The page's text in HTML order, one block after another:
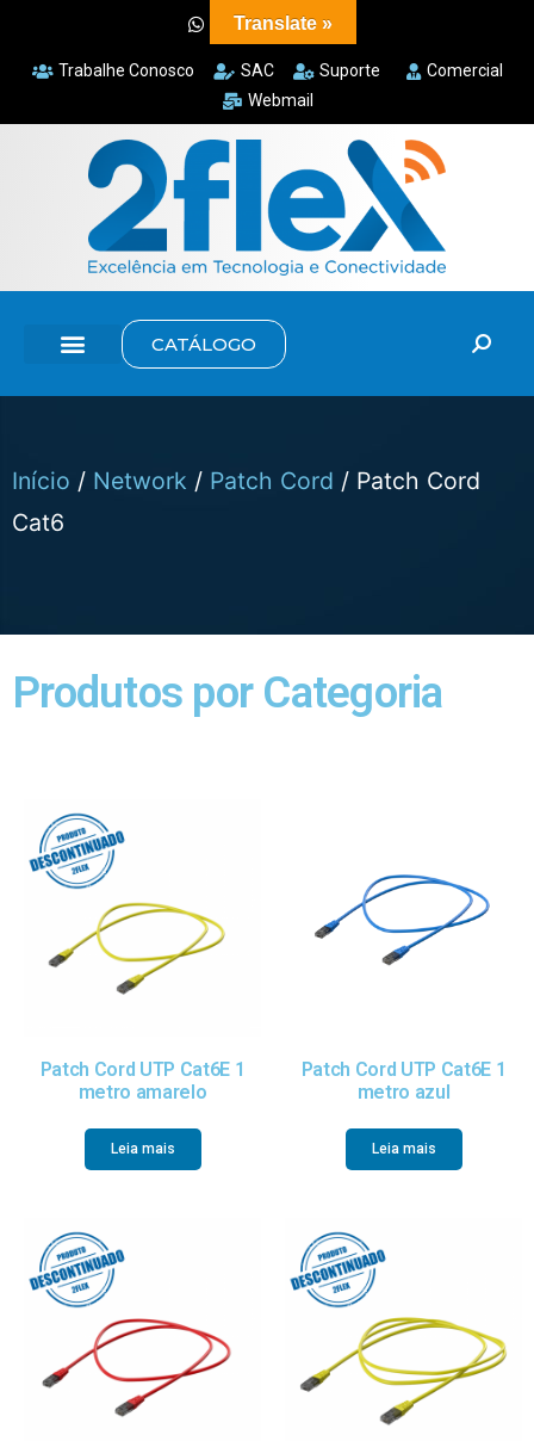
Trabalhe Conosco SAC Suporte
Comercial
Webmail
CATÁLOGO
Início / Network / Patch Cord / Patch Cord
Cat6
Produtos por Categoria
Patch Cord UTP Cat6E 1
metro amarelo
Leia mais
Patch Cord UTP Cat6E 1
metro azul
Leia mais
Translate »